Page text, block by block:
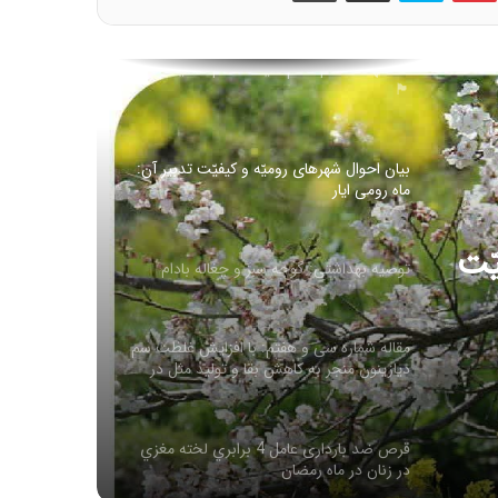
بیان احوال شهرهای رومیّه و کیفیّت تدبیر آن:
ماه رومی ایار
توصیه بهداشتی: گوجه سبز و چغاله بادام
مقاله شماره سی و هفتم: با افزایش غلظت سم
دیازینون منجر به کاهش بقا و تولید مثل در
همه نسل ها می شود
قرص ضد بارداری عامل 4 برابري لخته‌ مغزي
در زنان در ماه رمضان
روغن زیتون غذای معروف پیامبران